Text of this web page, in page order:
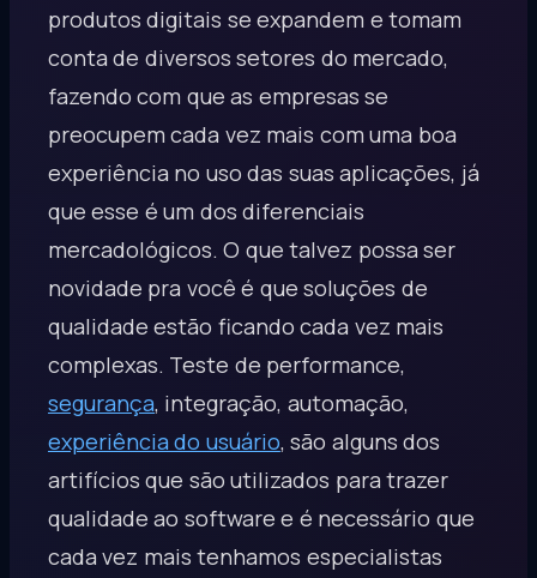
produtos digitais se expandem e tomam
conta de diversos setores do mercado,
fazendo com que as empresas se
preocupem cada vez mais com uma boa
experiência no uso das suas aplicações, já
que esse é um dos diferenciais
mercadológicos. O que talvez possa ser
novidade pra você é que soluções de
qualidade estão ficando cada vez mais
complexas. Teste de performance,
segurança, integração, automação,
experiência do usuário, são alguns dos
artifícios que são utilizados para trazer
qualidade ao software e é necessário que
cada vez mais tenhamos especialistas